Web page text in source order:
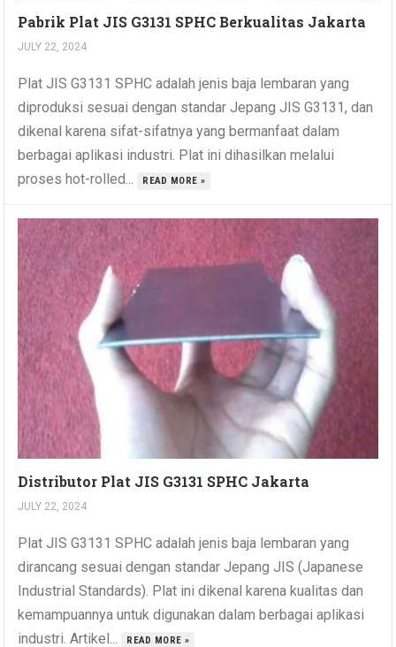
Pabrik Plat JIS G3131 SPHC Berkualitas Jakarta
JULY 22, 2024
Plat JIS G3131 SPHC adalah jenis baja lembaran yang
diproduksi sesuai dengan standar Jepang JIS G3131, dan
dikenal karena sifat-sifatnya yang bermanfaat dalam
berbagai aplikasi industri. Plat ini dihasilkan melalui
proses hot-rolled...
READ MORE »
Distributor Plat JIS G3131 SPHC Jakarta
JULY 22, 2024
Plat JIS G3131 SPHC adalah jenis baja lembaran yang
dirancang sesuai dengan standar Jepang JIS (Japanese
Industrial Standards). Plat ini dikenal karena kualitas dan
kemampuannya untuk digunakan dalam berbagai aplikasi
industri. Artikel...
READ MORE »